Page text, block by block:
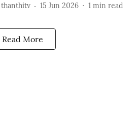
thanthitv 15 Jun 2026 1 min read
Read More